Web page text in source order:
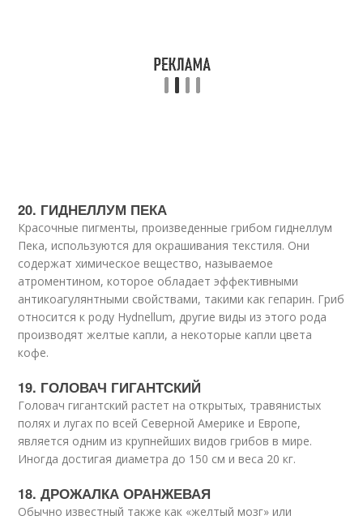
20. ГИДНЕЛЛУМ ПЕКА
Красочные пигменты, произведенные грибом гиднеллум
Пека, используются для окрашивания текстиля. Они
содержат химическое вещество, называемое
атроментином, которое обладает эффективными
антикоагулянтными свойствами, такими как гепарин. Гриб
относится к роду Hydnellum, другие виды из этого рода
производят желтые капли, а некоторые капли цвета
кофе.
19. ГОЛОВАЧ ГИГАНТСКИЙ
Головач гигантский растет на открытых, травянистых
полях и лугах по всей Северной Америке и Европе,
является одним из крупнейших видов грибов в мире.
Иногда достигая диаметра до 150 см и веса 20 кг.
18. ДРОЖАЛКА ОРАНЖЕВАЯ
Обычно известный также как «желтый мозг» или